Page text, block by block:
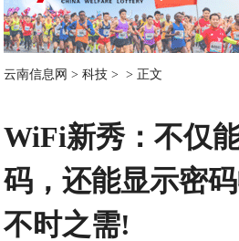
云南信息网 >科技 > > 正文
WiFi新秀：不仅
码，还能显示密
不时之需!